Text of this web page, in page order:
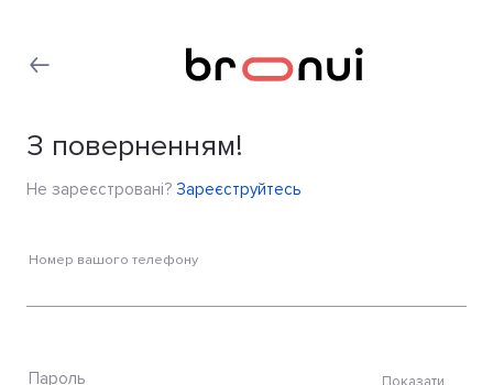
З поверненням!
Не зареєстровані? Зареєструйтесь
Номер вашого телефону
Показати
Пароль